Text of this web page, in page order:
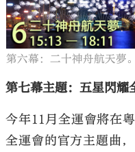
第六幕：二十神舟航天夢
第七幕主題：五星閃
今年11月全運會將在
全運會的官方主題曲